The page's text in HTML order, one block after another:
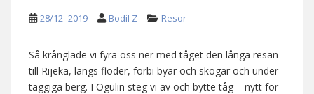
28/12 -2019 Bodil Z Resor
Så krånglade vi fyra oss ner med tåget den långa resan
till Rijeka, längs floder, förbi byar och skogar och under
taggiga berg. I Ogulin steg vi av och bytte tåg – nytt för